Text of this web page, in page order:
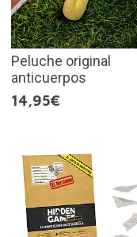
Peluche original
anticuerpos
14,95€